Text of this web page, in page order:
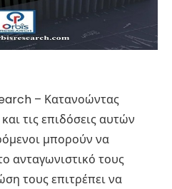
– Κατανοώντας
τις επιδόσεις αυτών
μπορούν να
ανταγωνιστικό τους
τους επιτρέπει να